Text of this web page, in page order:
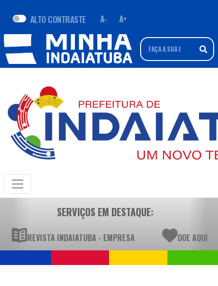
ALTO CONTRASTE A- A+
SERVIÇOS EM DESTAQUE:
REVISTA INDAIATUBA - EMPRESA DOE AQUI